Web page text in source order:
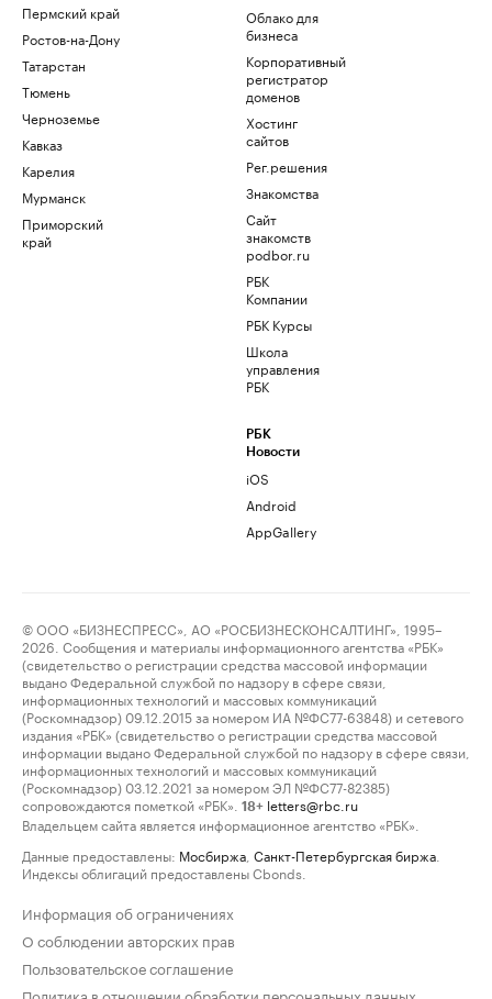
Пермский край
Ростов-на-Дону
Татарстан
Тюмень
Черноземье
Кавказ
Карелия
Мурманск
Приморский
край
Облако для
бизнеса
Корпоративный
регистратор
доменов
Хостинг
сайтов
Рег.решения
Знакомства
Сайт
знакомств
podbor.ru
РБК
Компании
РБК Курсы
Школа
управления
РБК
РБК
Новости
iOS
Android
AppGallery
© ООО «БИЗНЕСПРЕСС», АО «РОСБИЗНЕСКОНСАЛТИНГ», 1995–
2026. Сообщения и материалы информационного агентства «РБК»
(свидетельство о регистрации средства массовой информации
выдано Федеральной службой по надзору в сфере связи,
информационных технологий и массовых коммуникаций
(Роскомнадзор) 09.12.2015 за номером ИА №ФС77-63848) и сетевого
издания «РБК» (свидетельство о регистрации средства массовой
информации выдано Федеральной службой по надзору в сфере связи,
информационных технологий и массовых коммуникаций
(Роскомнадзор) 03.12.2021 за номером ЭЛ №ФС77-82385)
сопровождаются пометкой «РБК».
18+ letters@rbc.ru
Владельцем сайта является информационное агентство «РБК».
Данные предоставлены: Мосбиржа Санкт-Петербургская биржа
Индексы облигаций предоставлены Cbonds.
Информация об ограничениях
О соблюдении авторских прав
Пользовательское соглашение